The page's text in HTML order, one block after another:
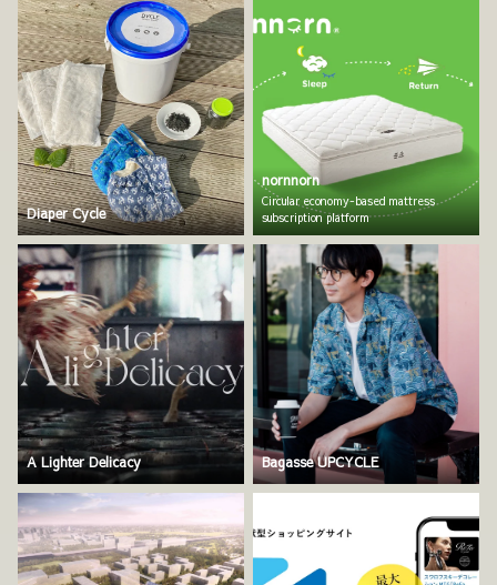
Diaper Cycle
nornnorn
Circular economy-based mattress
subscription platform
A Lighter Delicacy Bagasse UPCYCLE